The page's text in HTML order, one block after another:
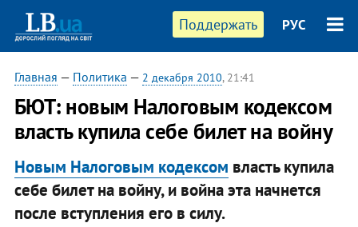
Поддержать РУС
Главная — Политика — 2 декабря 2010, 21:41
​БЮТ: новым Налоговым кодексом
власть купила себе билет на войну
Новым Налоговым кодексом власть купила
себе билет на войну, и война эта начнется
после вступления его в силу.​